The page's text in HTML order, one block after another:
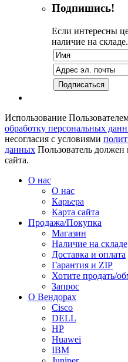
Подпишись!
Если интересны
наличие на складе.
Использование
обработку персональных
несогласия с условиями
данных Пользователь должен
сайта.
О нас
О нас
Карьера
Карта сайта
Продажа/Покупка
Магазин
Наличие на складе
Доставка и оплата
Гарантия и ZIP
Хотите продать/
Запрос
О Вендорах
Cisco
DELL
HP
Huawei
IBM